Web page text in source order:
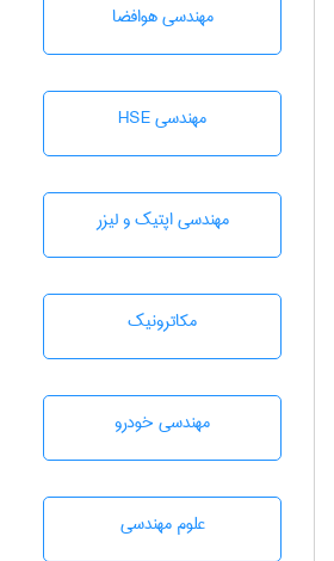
مهندسی هوافضا
مهندسی HSE
مهندسی اپتیک و لیزر
مکاترونیک
مهندسی خودرو
علوم مهندسی